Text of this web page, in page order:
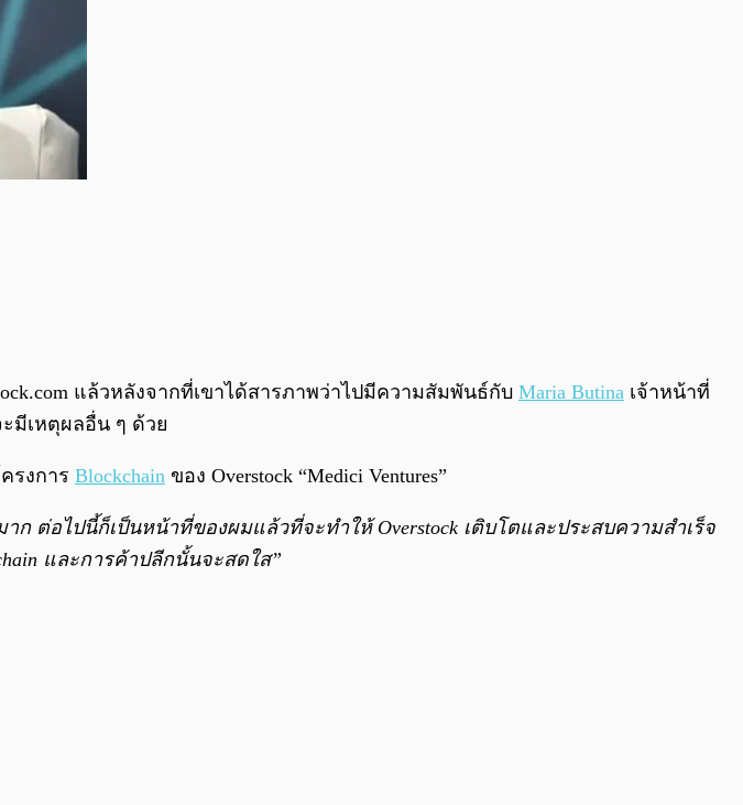
0:00 0:00
แล้วหลังจากที่เขาได้สารภาพว่าไปมีความสัมพันธ์กับ Maria Butina เจ้าหน้าที่
มีเหตุผลอื่น ๆ ด้วย
รงการ Blockchain ของ Overstock “Medici Ventures”
ก ต่อไปนี้ก็เป็นหน้าที่ของผมแล้วที่จะทำให้ Overstock เติบโตและประสบความสำเร็จ
และการค้าปลีกนั้นจะสดใส”